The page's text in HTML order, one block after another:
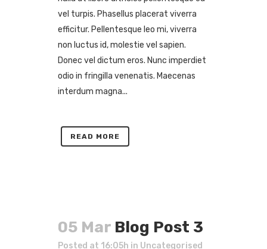
vel turpis. Phasellus placerat viverra
efficitur. Pellentesque leo mi, viverra
non luctus id, molestie vel sapien.
Donec vel dictum eros. Nunc imperdiet
odio in fringilla venenatis. Maecenas
interdum magna...
READ MORE
05 Mar Blog Post 3
Posted at 16:05h in Uncategorised